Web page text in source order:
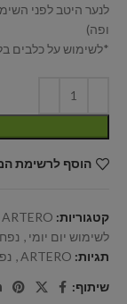
לנער היטב לפני
ופה)
*לשימוש על כלבים
הוסף לרשימת
קטגוריות: ARTERO
לשימוש יום יומי ,
תגיות: ARTERO
,
שיתוף: